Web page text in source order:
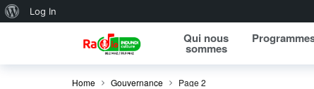
About WordPress
Log In
Qui nous
sommes
Home Gouvernance Page 2